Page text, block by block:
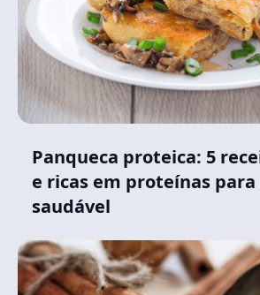
Panqueca proteica: 5
e ricas em proteínas
saudável